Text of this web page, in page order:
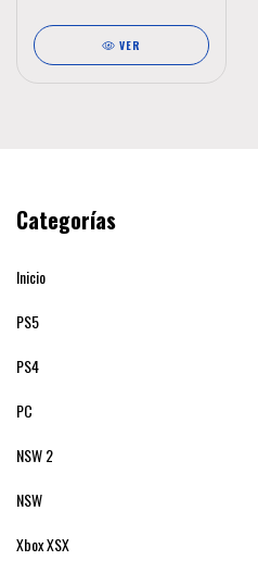
VER
Categorías
Inicio
PS5
PS4
PC
NSW 2
NSW
Xbox XSX